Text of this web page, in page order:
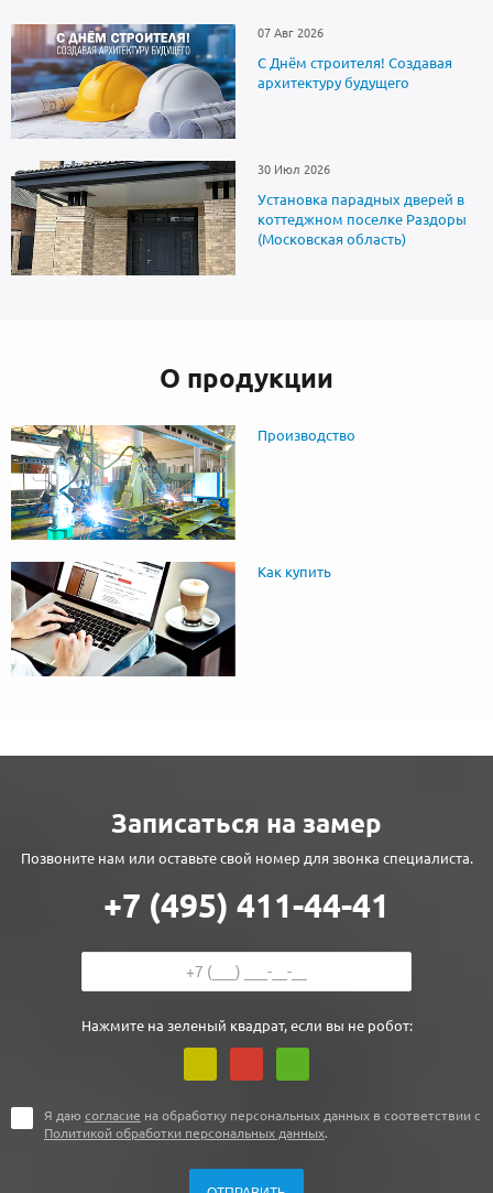
07 Авг 2026
С Днём строителя! Создавая
архитектуру будущего
30 Июл 2026
Установка парадных дверей в
коттеджном поселке Раздоры
(Московская область)
О продукции
Производство
Как купить
Записаться на замер
Позвоните нам или оставьте свой номер для звонка специалиста.
+7 (495) 411-44-41
Нажмите на зеленый квадрат, если вы не робот:
Я даю согласие на обработку персональных данных в соответствии с
Политикой обработки персональных данных.